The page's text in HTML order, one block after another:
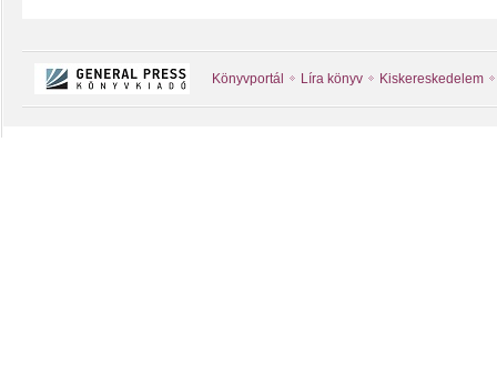
Könyvportál Líra könyv Kiskereskedelem